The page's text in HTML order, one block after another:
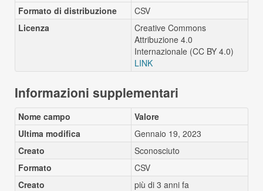
Formato di distribuzione
CSV
Licenza
Creative Commons
Attribuzione 4.0
Internazionale (CC BY 4.0)
LINK
Informazioni supplementari
Nome campo
Valore
Ultima modifica
Gennaio 19, 2023
Creato
Sconosciuto
Formato
CSV
Creato
più di 3 anni fa